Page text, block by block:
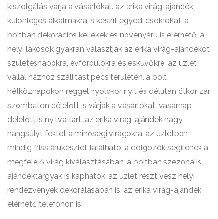
kiszolgálás várja a vásárlókat. az erika virág-ajándék
különleges alkalmakra is készít egyedi csokrokat. a
boltban dekorációs kellékek és növényáru is elérhető. a
helyi lakosok gyakran választják az erika virág-ajándékot
születésnapokra, évfordulókra és esküvőkre. az üzlet
vállal házhoz szállítást pécs területén. a bolt
hétköznapokon reggel nyolckor nyit és délután ötkor zár.
szombaton délelőtt is várják a vásárlókat. vasárnap
délelőtt is nyitva tart. az erika virág-ajándék nagy
hangsúlyt fektet a minőségi virágokra. az üzletben
mindig friss árukészlet található. a dolgozók segítenek a
megfelelő virág kiválasztásában. a boltban szezonális
ajándéktárgyak is kaphatók. az üzlet részt vesz helyi
rendezvények dekorálásában is. az erika virág-ajándék
elérhető telefonon is.